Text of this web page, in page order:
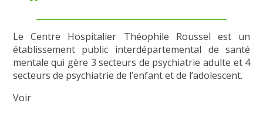
Le Centre Hospitalier Théophile Roussel est un
établissement public interdépartemental de santé
mentale qui gère 3 secteurs de psychiatrie adulte et 4
secteurs de psychiatrie de l’enfant et de l’adolescent.
Voir